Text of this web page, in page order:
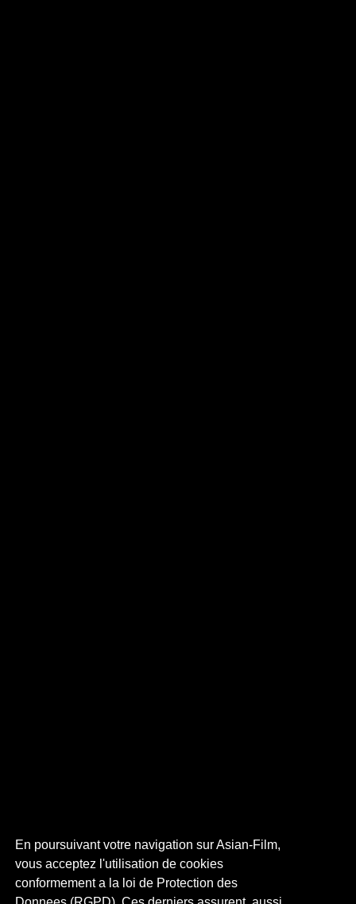
En poursuivant votre navigation sur Asian-Film,
vous acceptez l'utilisation de cookies
conformement a la loi de Protection des